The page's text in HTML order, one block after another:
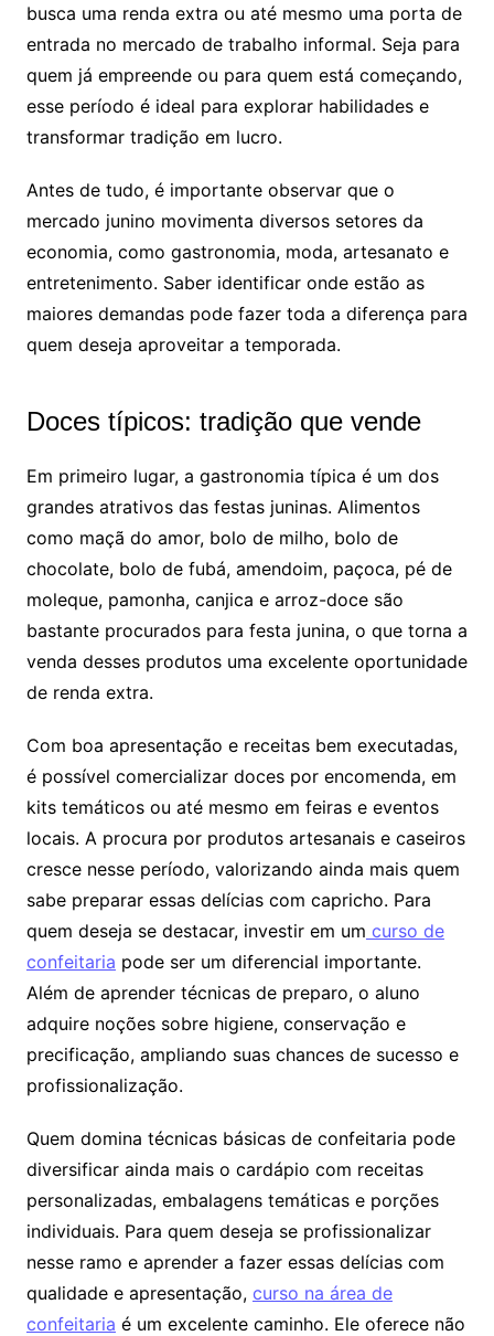
busca uma renda extra ou até mesmo uma porta de
entrada no mercado de trabalho informal. Seja para
quem já empreende ou para quem está começando,
esse período é ideal para explorar habilidades e
transformar tradição em lucro.
Antes de tudo, é importante observar que o
mercado junino movimenta diversos setores da
economia, como gastronomia, moda, artesanato e
entretenimento. Saber identificar onde estão as
maiores demandas pode fazer toda a diferença para
quem deseja aproveitar a temporada.
Doces típicos: tradição que vende
Em primeiro lugar, a gastronomia típica é um dos
grandes atrativos das festas juninas. Alimentos
como maçã do amor, bolo de milho, bolo de
chocolate, bolo de fubá, amendoim, paçoca, pé de
moleque, pamonha, canjica e arroz-doce são
bastante procurados para festa junina, o que torna a
venda desses produtos uma excelente oportunidade
de renda extra.
Com boa apresentação e receitas bem executadas,
é possível comercializar doces por encomenda, em
kits temáticos ou até mesmo em feiras e eventos
locais. A procura por produtos artesanais e caseiros
cresce nesse período, valorizando ainda mais quem
sabe preparar essas delícias com capricho. Para
quem deseja se destacar, investir em um curso de
confeitaria pode ser um diferencial importante.
Além de aprender técnicas de preparo, o aluno
adquire noções sobre higiene, conservação e
precificação, ampliando suas chances de sucesso e
profissionalização.
Quem domina técnicas básicas de confeitaria pode
diversificar ainda mais o cardápio com receitas
personalizadas, embalagens temáticas e porções
individuais. Para quem deseja se profissionalizar
nesse ramo e aprender a fazer essas delícias com
qualidade e apresentação, curso na área de
confeitaria é um excelente caminho. Ele oferece não